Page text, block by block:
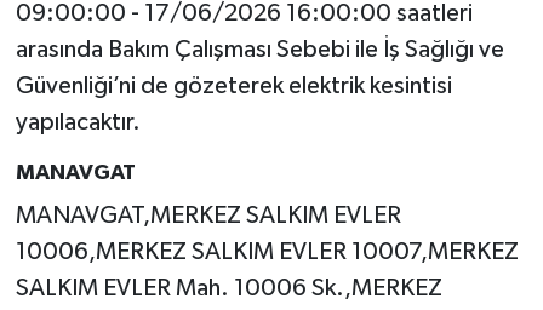
09:00:00 - 17/06/2026 16:00:00 saatleri
arasında Bakım Çalışması Sebebi ile İş Sağlığı ve
Güvenliği’ni de gözeterek elektrik kesintisi
yapılacaktır.
MANAVGAT
MANAVGAT,MERKEZ SALKIM EVLER
10006,MERKEZ SALKIM EVLER 10007,MERKEZ
SALKIM EVLER Mah. 10006 Sk.,MERKEZ